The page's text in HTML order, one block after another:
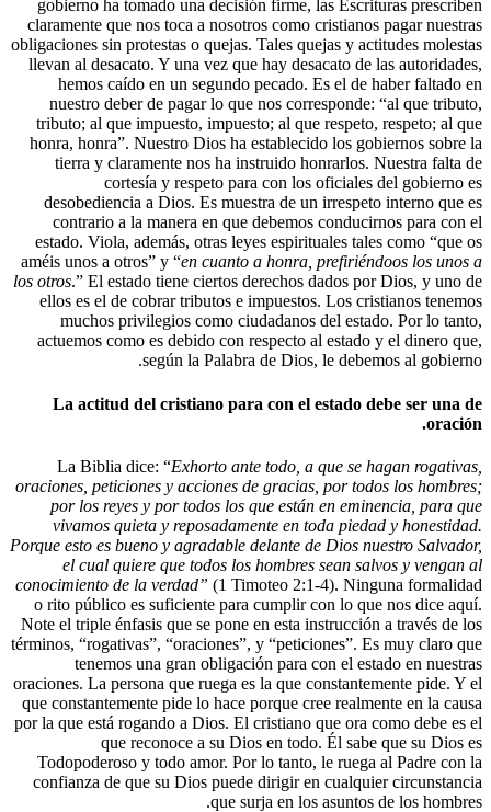
gobierno ha tomado una decisión firme,
claramente que nos toca a nosotros como
obligaciones sin protestas o quejas. Tales
llevan al desacato. Y una vez que hay
hemos caído en un segundo pecado.
nuestro deber de pagar lo que nos
tributo; al que impuesto, impuesto; al
honra, honra”. Nuestro Dios ha
tierra y claramente nos ha instruido
cortesía y respeto para con los
desobediencia a Dios. Es muestra de un
contrario a la manera en que debemos
estado. Viola, además, otras leyes
améis unos a otros” y “en cuanto a honra,
los otros.” El estado tiene ciertos derechos
ellos es el de cobrar tributos e
muchos privilegios como ciudadanos
actuemos como es debido con respecto
según la Palabra de Dios,
La actitud del cristiano para con el
La Biblia dice: “Exhorto ante todo, a
oraciones, peticiones y acciones de
por los reyes y por todos los que están
vivamos quieta y reposadamente en
Porque esto es bueno y agradable delante
el cual quiere que todos los hombres
conocimiento de la verdad”(1 Timoteo 2:1-
o rito público es suficiente para cumplir
Note el triple énfasis que se pone en esta
términos, “rogativas”, “oraciones”, y
tenemos una gran obligación para
oraciones. La persona que ruega es la que
que constantemente pide lo hace porque
por la que está rogando a Dios. El cristiano
que reconoce a su Dios en
Todopoderoso y todo amor. Por lo tanto,
confianza de que su Dios puede dirigir
que surja en los